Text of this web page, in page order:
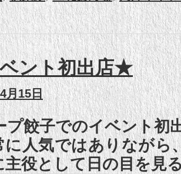
ント初出店★
月15日
プ餃子でのイベント初
に人気ではありながら
役として日の目を見